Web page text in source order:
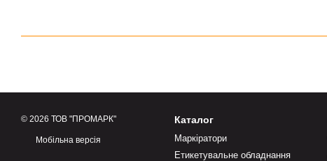
© 2026 ТОВ "ПРОМАРК"
Мобільна версія
Каталог
Маркіратори
Етикетувальне обладнання